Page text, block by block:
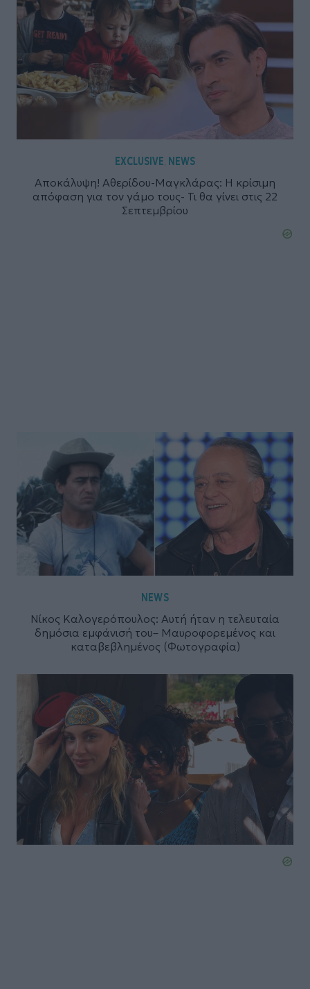
EXCLUSIVE, NEWS
Αποκάλυψη! Αθερίδου-Μαγκλάρας: H κρίσιμη
απόφαση για τον γάμο τους- Τι θα γίνει στις 22
Σεπτεμβρίου
NEWS
Νίκος Καλογερόπουλος: Αυτή ήταν η τελευταία
δημόσια εμφάνισή του– Μαυροφορεμένος και
καταβεβλημένος (Φωτογραφία)